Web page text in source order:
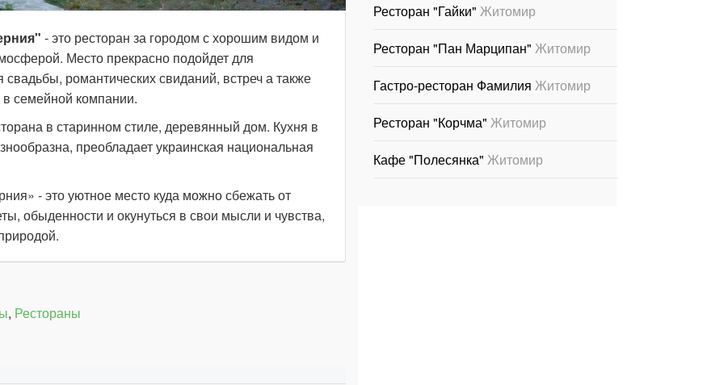
- это ресторан за городом с хорошим видом и
Место прекрасно подойдет для
свадьбы, романтических свиданий, встреч а также
семейной компании.
в старинном стиле, деревянный дом. Кухня в
преобладает украинская национальная
- это уютное место куда можно сбежать от
обыденности и окунуться в свои мысли и чувства,
, Рестораны
Ресторан "Гайки" Житомир
Ресторан "Пан Марципан" Житомир
Гастро-ресторан Фамилия Житомир
Ресторан "Корчма" Житомир
Кафе "Полесянка" Житомир